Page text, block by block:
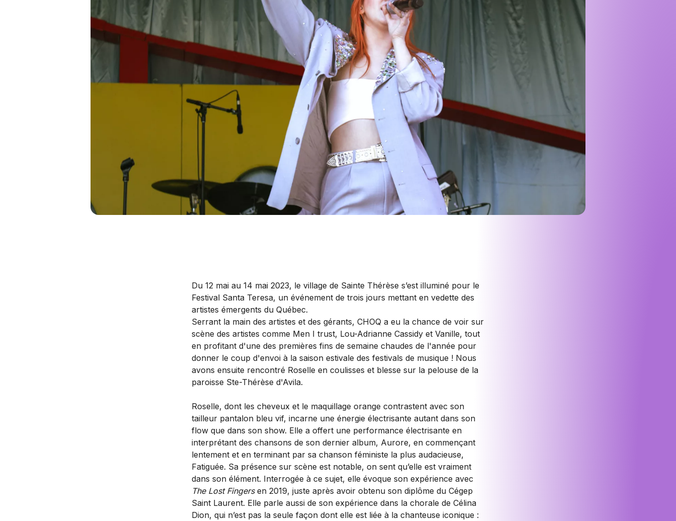
Du 12 mai au 14 mai 2023, le village de Sainte Thérèse s’est illuminé pour le
Festival Santa Teresa, un événement de trois jours mettant en vedette des
artistes émergents du Québec.
Serrant la main des artistes et des gérants, CHOQ a eu la chance de voir sur
scène des artistes comme Men I trust, Lou-Adrianne Cassidy et Vanille, tout
en profitant d'une des premières fins de semaine chaudes de l'année pour
donner le coup d'envoi à la saison estivale des festivals de musique ! Nous
avons ensuite rencontré Roselle en coulisses et blesse sur la pelouse de la
paroisse Ste-Thérèse d'Avila.
Roselle, dont les cheveux et le maquillage orange contrastent avec son
tailleur pantalon bleu vif, incarne une énergie électrisante autant dans son
flow que dans son show. Elle a offert une performance électrisante en
interprétant des chansons de son dernier album, Aurore, en commençant
lentement et en terminant par sa chanson féministe la plus audacieuse,
Fatiguée. Sa présence sur scène est notable, on sent qu’elle est vraiment
dans son élément. Interrogée à ce sujet, elle évoque son expérience avec
The Lost Fingersen 2019, juste après avoir obtenu son diplôme du Cégep
Saint Laurent. Elle parle aussi de son expérience dans la chorale de Célina
Dion, qui n’est pas la seule façon dont elle est liée à la chanteuse iconique :